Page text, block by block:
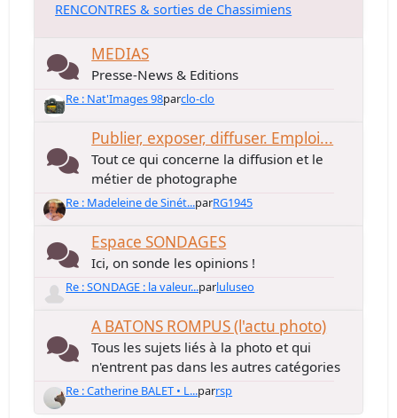
RENCONTRES & sorties de Chassimiens
MEDIAS
Presse-News & Editions
Re : Nat'Images 98parclo-clo
Publier, exposer, diffuser. Emploi...
Tout ce qui concerne la diffusion et le
métier de photographe
Re : Madeleine de Sinét...parRG1945
Espace SONDAGES
Ici, on sonde les opinions !
Re : SONDAGE : la valeur...parluluseo
A BATONS ROMPUS (l'actu photo)
Tous les sujets liés à la photo et qui
n'entrent pas dans les autres catégories
Re : Catherine BALET • L...parrsp